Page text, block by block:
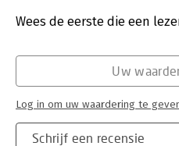
Wees de eerste die een
Schrijf een recensie
Uw
Log in om uw waardering te